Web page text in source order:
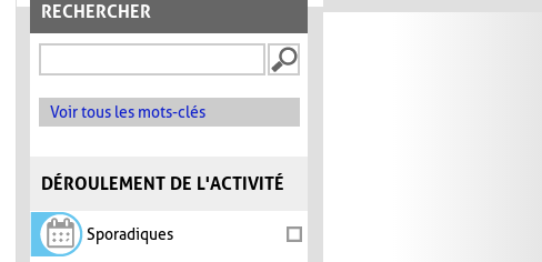
RECHERCHER
Voir tous les mots-clés
DÉROULEMENT DE L'ACTIVITÉ
Sporadiques